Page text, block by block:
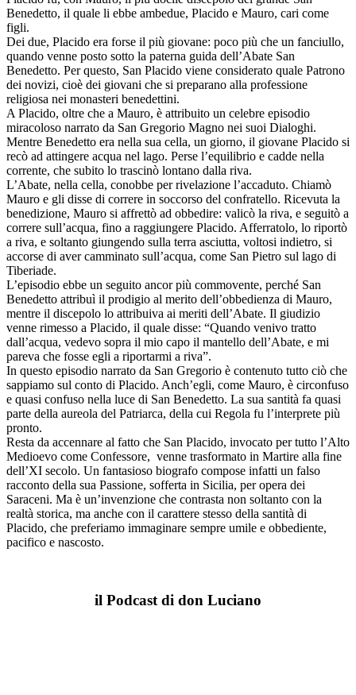
Benedetto, il quale li ebbe ambedue, Placido e Mauro, cari come
figli.
Dei due, Placido era forse il più giovane: poco più che un fanciullo,
quando venne posto sotto la paterna guida dell’Abate San
Benedetto. Per questo, San Placido viene considerato quale Patrono
dei novizi, cioè dei giovani che si preparano alla professione
religiosa nei monasteri benedettini.
A Placido, oltre che a Mauro, è attribuito un celebre episodio
miracoloso narrato da San Gregorio Magno nei suoi Dialoghi.
Mentre Benedetto era nella sua cella, un giorno, il giovane Placido si
recò ad attingere acqua nel lago. Perse l’equilibrio e cadde nella
corrente, che subito lo trascinò lontano dalla riva.
L’Abate, nella cella, conobbe per rivelazione l’accaduto. Chiamò
Mauro e gli disse di correre in soccorso del confratello. Ricevuta la
benedizione, Mauro si affrettò ad obbedire: valicò la riva, e seguitò a
correre sull’acqua, fino a raggiungere Placido. Afferratolo, lo riportò
a riva, e soltanto giungendo sulla terra asciutta, voltosi indietro, si
accorse di aver camminato sull’acqua, come San Pietro sul lago di
Tiberiade.
L’episodio ebbe un seguito ancor più commovente, perché San
Benedetto attribuì il prodigio al merito dell’obbedienza di Mauro,
mentre il discepolo lo attribuiva ai meriti dell’Abate. Il giudizio
venne rimesso a Placido, il quale disse: “Quando venivo tratto
dall’acqua, vedevo sopra il mio capo il mantello dell’Abate, e mi
pareva che fosse egli a riportarmi a riva”.
In questo episodio narrato da San Gregorio è contenuto tutto ciò che
sappiamo sul conto di Placido. Anch’egli, come Mauro, è circonfuso
e quasi confuso nella luce di San Benedetto. La sua santità fa quasi
parte della aureola del Patriarca, della cui Regola fu l’interprete più
pronto.
Resta da accennare al fatto che San Placido, invocato per tutto l’Alto
Medioevo come Confessore, venne trasformato in Martire alla fine
dell’XI secolo. Un fantasioso biografo compose infatti un falso
racconto della sua Passione, sofferta in Sicilia, per opera dei
Saraceni. Ma è un’invenzione che contrasta non soltanto con la
realtà storica, ma anche con il carattere stesso della santità di
Placido, che preferiamo immaginare sempre umile e obbediente,
pacifico e nascosto.
il Podcast di don Luciano